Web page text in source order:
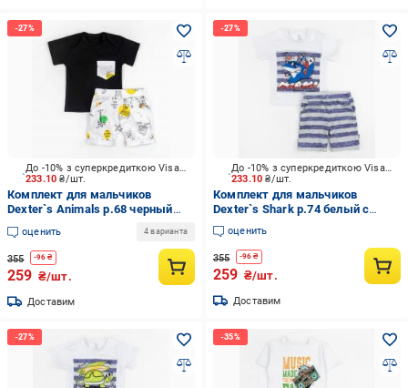
233.10₴/шт.
До -10% з суперкредиткою Visa Вигода
Комплект для мальчиков
Dexter`s Animals р.68 черный
d152зо-чн
оценить 4 варианта
355 -96 ₴
259 ₴/шт.
Доставим
233.10₴/шт.
До -10% з суперкредиткою Visa Вигода
Комплект для мальчиков
Dexter`s Shark р.74 белый с
серым d152ак-нв
оценить
355 -96 ₴
259 ₴/шт.
Доставим